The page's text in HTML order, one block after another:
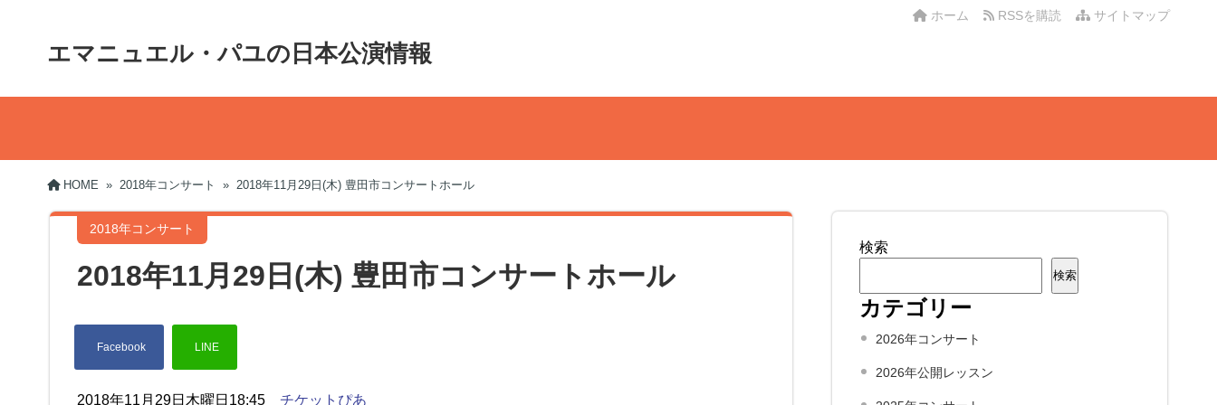
サイトマップ
RSSを購読
ホーム
エマニュエル・パユの日本公演情報
HOME » 2018年コンサート » 2018年11月29日(木) 豊田市コンサートホール
2018年コンサート
2018年11月29日(木) 豊田市コンサートホール
2018年11月29日木曜日18:45 チケットぴあ
検索
検索
カテゴリー
2026年コンサート
2026年公開レッスン